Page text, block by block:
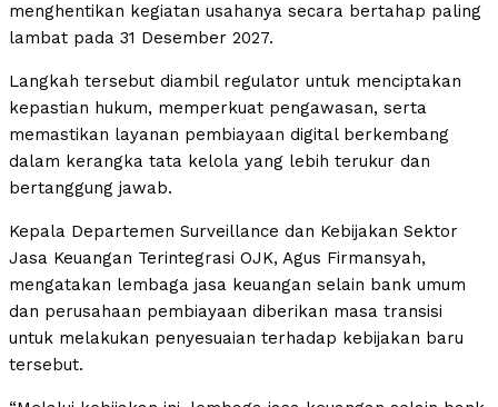
menghentikan kegiatan usahanya secara bertahap paling
lambat pada 31 Desember 2027.
Langkah tersebut diambil regulator untuk menciptakan
kepastian hukum, memperkuat pengawasan, serta
memastikan layanan pembiayaan digital berkembang
dalam kerangka tata kelola yang lebih terukur dan
bertanggung jawab.
Kepala Departemen Surveillance dan Kebijakan Sektor
Jasa Keuangan Terintegrasi OJK, Agus Firmansyah,
mengatakan lembaga jasa keuangan selain bank umum
dan perusahaan pembiayaan diberikan masa transisi
untuk melakukan penyesuaian terhadap kebijakan baru
tersebut.